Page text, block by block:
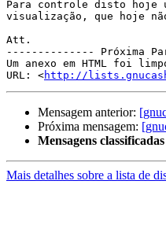
Para controle disto hoje
visualização, que hoje
Att.
-------------- Próxima
Um anexo em HTML foi
URL: <http://
Mensagem anterior:
Próxima mensagem:
Mensagens
Mais detalhes sobre a lista de